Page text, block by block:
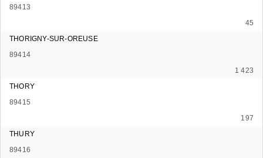
89413
45
THORIGNY-SUR-OREUSE
89414
1 423
THORY
89415
197
THURY
89416